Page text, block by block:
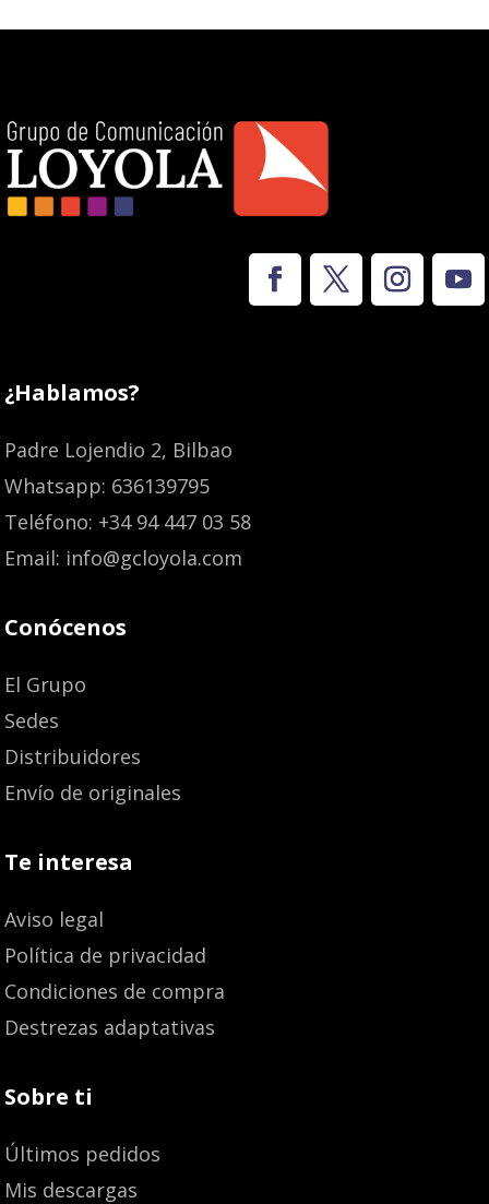
¿Hablamos?
Padre Lojendio 2, Bilbao
Whatsapp: 636139795
Teléfono: +34 94 447 03 58
Email: info@gcloyola.com
Conócenos
El Grupo
Sedes
Distribuidores
Envío de originales
Te interesa
Aviso legal
Política de privacidad
Condiciones de compra
Destrezas adaptativas
Sobre ti
Últimos pedidos
Mis descargas